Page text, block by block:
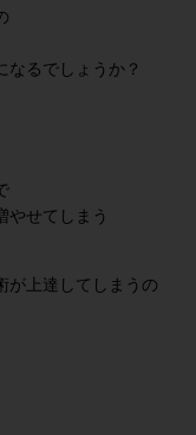
なるでしょうか？
やせてしまう
が上達してしまうの